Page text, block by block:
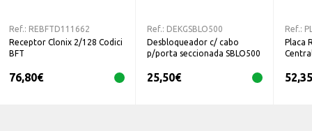
Ref.: REBFTD111662
Receptor Clonix 2/128 Codici
BFT
76,80€
Ref.: DEKGSBLO500
Desbloqueador c/ cabo
p/porta seccionada SBLO500
25,50€
Ref.:
Placa
52,35